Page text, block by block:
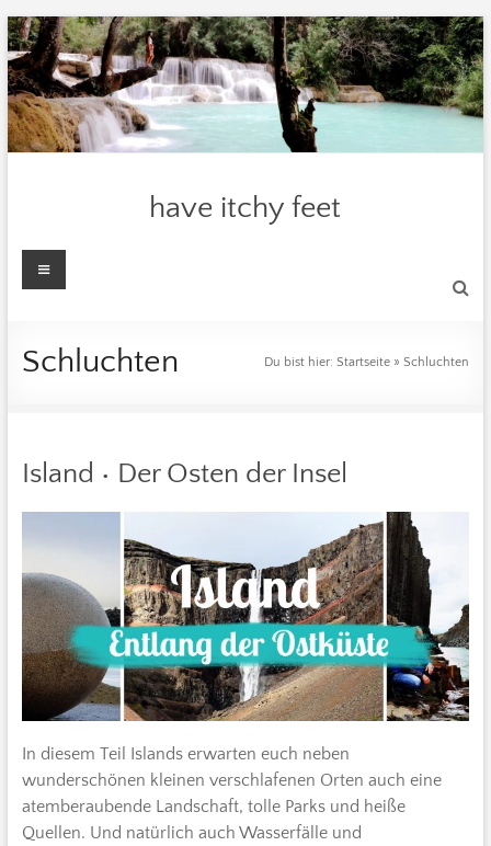
Zum
Inhalt
springen
have itchy feet
Menü
Schluchten Du bist hier:Startseite »Schluchten
Island • Der Osten der Insel
In diesem Teil Islands erwarten euch neben
wunderschönen kleinen verschlafenen Orten auch eine
atemberaubende Landschaft, tolle Parks und heiße
Quellen. Und natürlich auch Wasserfälle und